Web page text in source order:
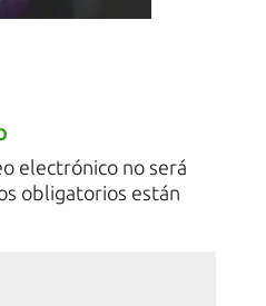
electrónico no será
obligatorios están